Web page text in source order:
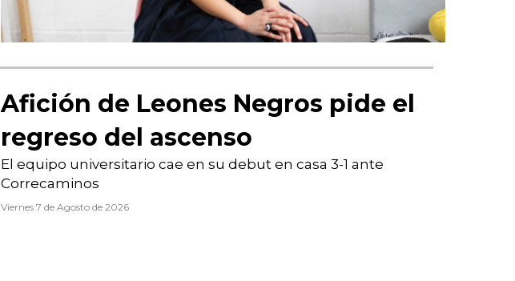
Afición de Leones Negros pide el
regreso del ascenso
El equipo universitario cae en su debut en casa 3-1 ante
Correcaminos
Viernes 7 de Agosto de 2026